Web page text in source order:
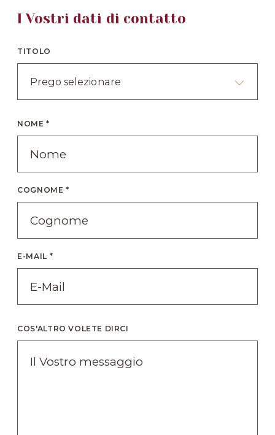
I Vostri dati di contatto
TITOLO
Prego selezionare
NOME *
COGNOME *
E-MAIL *
COS'ALTRO VOLETE DIRCI